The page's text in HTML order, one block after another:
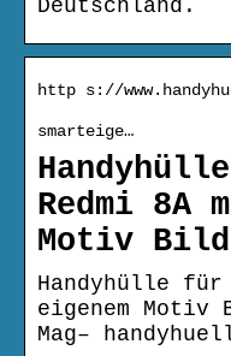
Deutschland.
http s://
smarteige…
Redmi 8A
Motiv
Handyhülle für
eigenem Motiv
Mag–